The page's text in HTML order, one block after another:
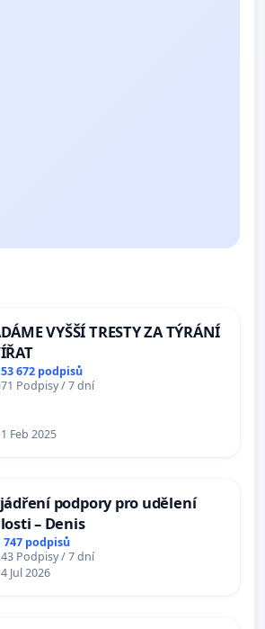
VYŠŠÍ TRESTY ZA TÝRÁNÍ
672 podpisů
Podpisy / 7 dní
Feb 2025
podpory pro udělení
– Denis
747 podpisů
Podpisy / 7 dní
Jul 2026